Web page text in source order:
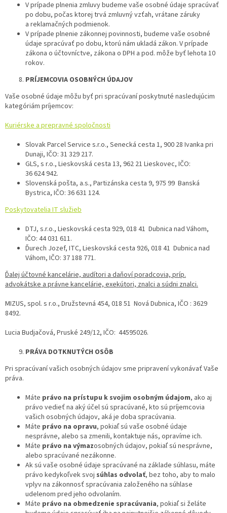
V prípade plnenia zmluvy budeme vaše osobné údaje spracúvať
po dobu, počas ktorej trvá zmluvný vzťah, vrátane záruky
a reklamačných podmienok.
V prípade plnenie zákonnej povinnosti, budeme vaše osobné
údaje spracúvať po dobu, ktorú nám ukladá zákon. V prípade
zákona o účtovníctve, zákona o DPH a pod. môže byť lehota 10
rokov.
PRÍJEMCOVIA OSOBNÝCH ÚDAJOV
Vaše osobné údaje môžu byť pri spracúvaní poskytnuté nasledujúcim
kategóriám príjemcov:
Kuriérske a prepravné spoločnosti
Slovak Parcel Service s.r.o., Senecká cesta 1, 900 28 Ivanka pri
Dunaji, IČO: 31 329 217.
GLS, s r.o., Lieskovská cesta 13, 962 21 Lieskovec, IČO:
36 624 942.
Slovenská pošta, a.s., Partizánska cesta 9, 975 99 Banská
Bystrica, IČO: 36 631 124.
Poskytovatelia IT služieb
DTJ, s.r.o., Lieskovská cesta 929, 018 41 Dubnica nad Váhom,
IČO: 44 031 611.
Ďurech Jozef, ITC, Lieskovská cesta 926, 018 41 Dubnica nad
Váhom, IČO: 37 188 771.
Ďalej účtovné kancelárie, audítori a daňoví poradcovia, príp.
advokátske a právne kancelárie, exekútori, znalci a súdni znalci.
MIZUS, spol. s r.o., Družstevná 454, 018 51 Nová Dubnica, IČO : 3629
8492.
Lucia Budjačová, Pruské 249/12, IČO: 44595026.
PRÁVA DOTKNUTÝCH OSÔB
Pri spracúvaní vašich osobných údajov sme pripravení vykonávať Vaše
práva.
Máte právo na prístupu k svojim osobným údajom, ako aj
právo vedieť na aký účel sú spracúvané, kto sú príjemcovia
vašich osobných údajov, aká je doba spracúvania.
Máte právo na opravu, pokiaľ sú vaše osobné údaje
nesprávne, alebo sa zmenili, kontaktuje nás, opravíme ich.
Máte právo na výmazosobných údajov, pokiaľ sú nesprávne,
alebo spracúvané nezákonne.
Ak sú vaše osobné údaje spracúvané na základe súhlasu, máte
právo kedykoľvek svoj súhlas odvolať, bez toho, aby to malo
vplyv na zákonnosť spracúvania založeného na súhlase
udelenom pred jeho odvolaním.
Máte právo na obmedzenie spracúvania, pokiaľ si želáte